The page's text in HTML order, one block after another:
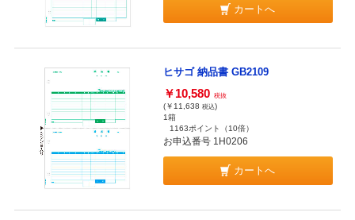
カートへ
ヒサゴ 納品書 GB2109
￥10,580 税抜
(￥11,638 税込)
1箱
1163ポイント
（10倍）
お申込番号 1H0206
カートへ